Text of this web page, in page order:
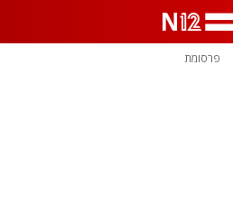
פרסומת